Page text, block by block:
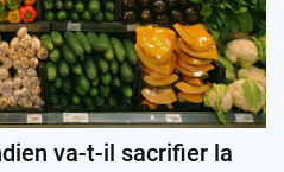
va-t-il sacrifier la